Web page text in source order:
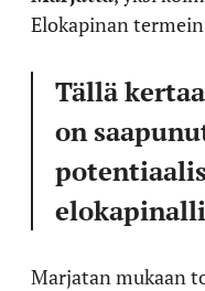
Elokapinan
Tällä
on
Marjatan mukaan